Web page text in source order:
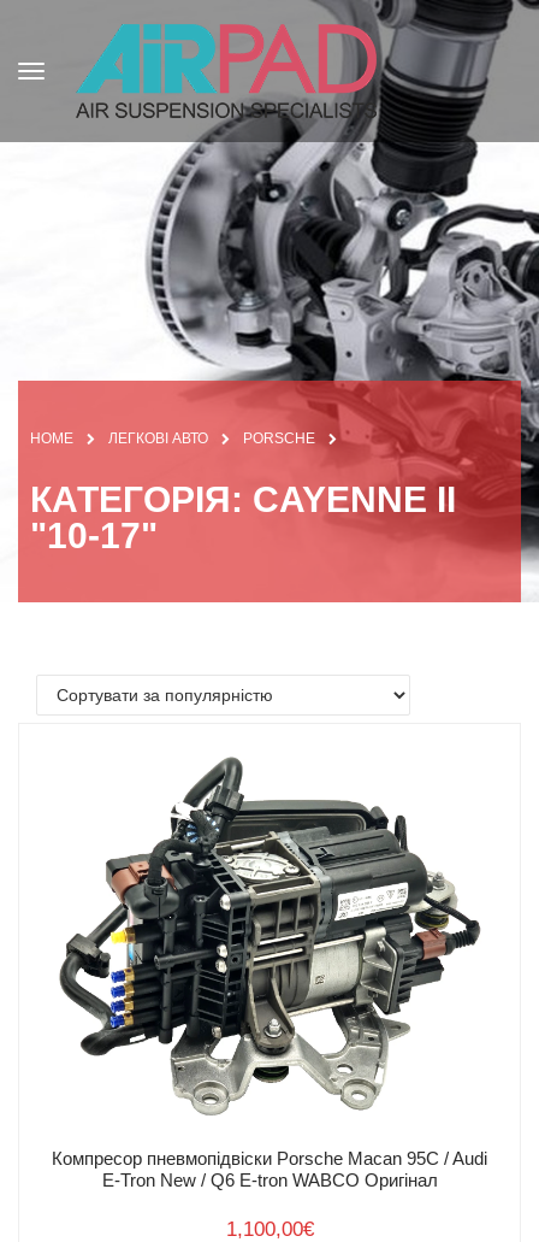
HOME ЛЕГКОВІ АВТО PORSCHE
КАТЕГОРІЯ: CAYENNE II
"10-17"
Компресор пневмопідвіски Porsche Macan 95C / Audi
E-Tron New / Q6 E-tron WABCO Оригінал
1,100,00€